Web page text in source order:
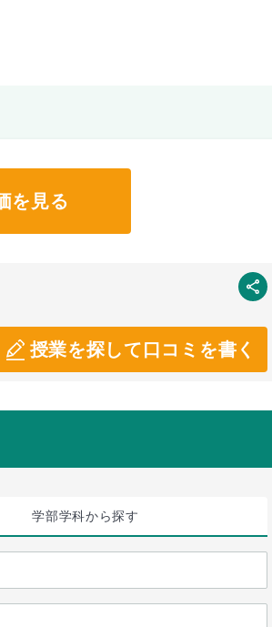
を見る
授業を探して口コミを書く
SNS
学部学科から探す